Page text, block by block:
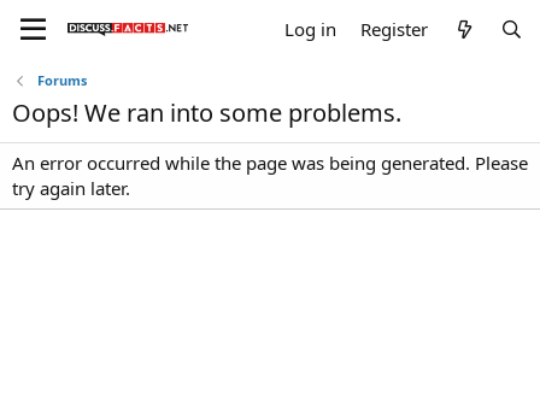
Log in Register
Forums
Oops! We ran into some problems.
An error occurred while the page was being generated. Please
try again later.